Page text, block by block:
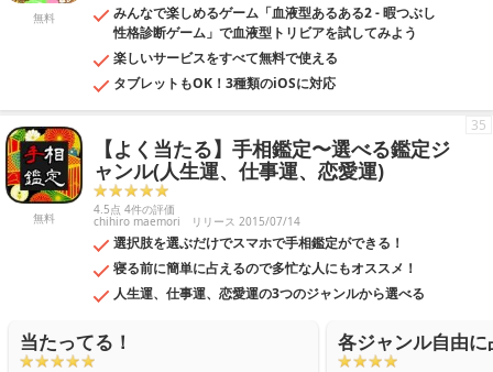
無料
みんなで楽しめるゲーム「血液型あるある2 - 暇つぶし
性格診断ゲーム」で血液型トリビアを試してみよう
楽しいサービスをすべて無料で使える
タブレットもOK！3種類のiOSに対応
無料
【よく当たる】手相鑑定〜選べる鑑定ジ
ャンル(人生運、仕事運、恋愛運)
4.5点 4件の評価
chihiro maemori リリース 2015/07/14
選択肢を選ぶだけでスマホで手相鑑定ができる！
寝る前に簡単に占えるので多忙な人にもオススメ！
人生運、仕事運、恋愛運の3つのジャンルから選べる
35
当たってる！ 各ジャンル自由